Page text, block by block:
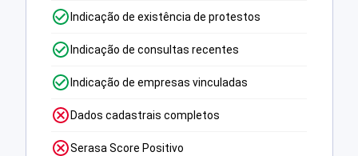
Indicação de existência de protestos
Indicação de consultas recentes
Indicação de empresas vinculadas
Dados cadastrais completos
Serasa Score Positivo